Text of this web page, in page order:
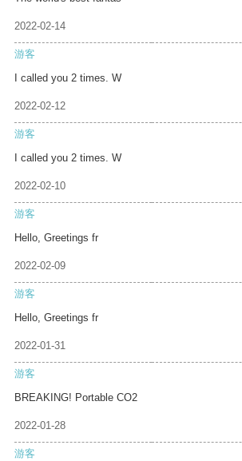
2022-02-14
游客
I called you 2 times. W
2022-02-12
游客
I called you 2 times. W
2022-02-10
游客
Hello, Greetings fr
2022-02-09
游客
Hello, Greetings fr
2022-01-31
游客
BREAKING! Portable CO2
2022-01-28
游客